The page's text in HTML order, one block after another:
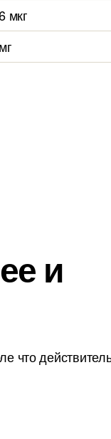
мкг
и
что